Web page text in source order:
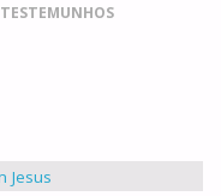
TESTEMUNHOS